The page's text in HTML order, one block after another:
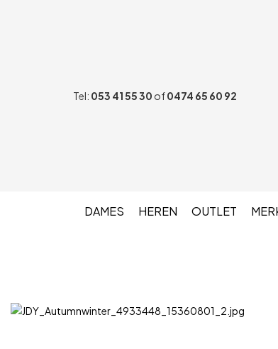
Tel: 053 41 55 30 of0474 65 60 92
DAMES HEREN OUTLET